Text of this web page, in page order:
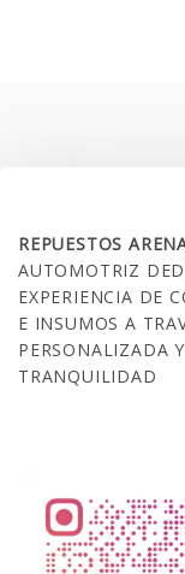
REPUESTOS
AUTOMOTRIZ
EXPERIENCIA DE
E INSUMOS A
PERSONALIZADA
TRANQUILIDAD